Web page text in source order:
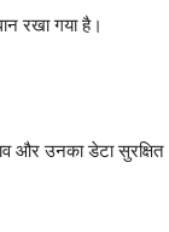
रखा गया है।
और उनका डेटा सुरक्षित